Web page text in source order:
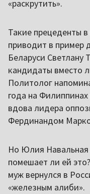
«раскрутить».
Такие прецеденты
приводит в пример
Беларуси Светлану
кандидаты вместо
Политолог
года на
вдова лидера
Фердинандом
Но Юлия Навальная
помешает ли ей
муж вернулся в
«железным алиби».